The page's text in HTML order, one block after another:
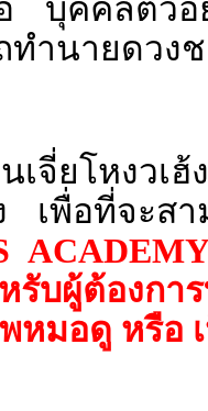
บุคคลตัวอ
ทำนายดวง
จี่ยโหงวเ
เพื่อที่จะส
หรับผู้ต้องก
หมอดู หรือ